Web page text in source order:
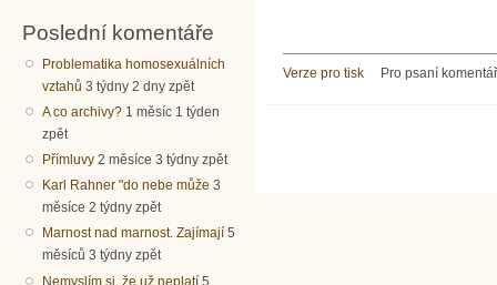
Poslední komentáře
Problematika homosexuálních
vztahů 3 týdny 2 dny zpět
A co archivy? 1 měsíc 1 týden
zpět
Přímluvy 2 měsíce 3 týdny zpět
Karl Rahner "do nebe může 3
měsíce 2 týdny zpět
Marnost nad marnost. Zajímají 5
měsíců 3 týdny zpět
Nemyslím si, že už neplatí 5
Verze pro tisk Pro psaní